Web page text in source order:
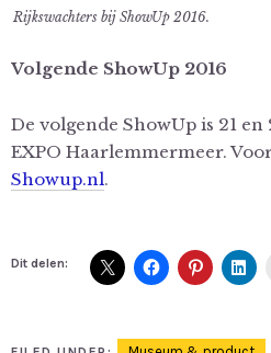
Rijkswachters bij ShowUp 2016.
Volgende ShowUp 2016
De volgende ShowUp is 21
EXPO Haarlemmermeer.
Showup.nl.
Dit delen: